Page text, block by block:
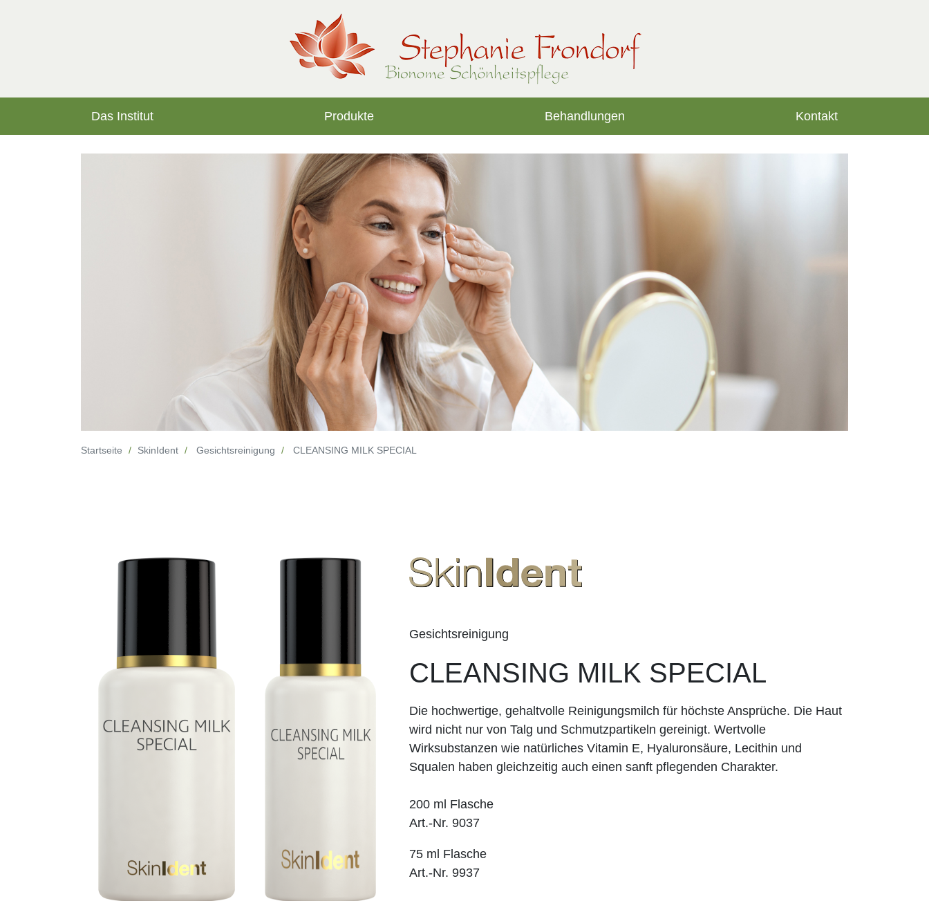
Das Institut Produkte Behandlungen Kontakt
Startseite SkinIdent Gesichtsreinigung CLEANSING MILK SPECIAL
Gesichtsreinigung
CLEANSING MILK SPECIAL
Die hochwertige, gehaltvolle Reinigungsmilch für höchste Ansprüche. Die Haut
wird nicht nur von Talg und Schmutzpartikeln gereinigt. Wertvolle
Wirksubstanzen wie natürliches Vitamin E, Hyaluronsäure, Lecithin und
Squalen haben gleichzeitig auch einen sanft pflegenden Charakter.
200 ml Flasche
Art.-Nr. 9037
75 ml Flasche
Art.-Nr. 9937